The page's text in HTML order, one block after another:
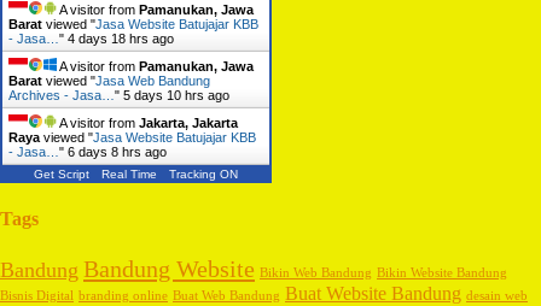
A visitor from Pamanukan, Jawa
Barat viewed "Jasa Website Batujajar KBB
- Jasa… " 4 days 18 hrs ago
A visitor from Pamanukan, Jawa
Barat viewed "Jasa Web Bandung
Archives - Jasa… " 5 days 10 hrs ago
A visitor from Jakarta, Jakarta
Raya viewed "Jasa Website Batujajar KBB
- Jasa… " 6 days 8 hrs ago
Get Script Real Time Tracking ON
Tags
Bandung Bandung Website Bikin Web Bandung Bikin Website Bandung
Bisnis Digital branding online Buat Web Bandung Buat Website Bandung desain web